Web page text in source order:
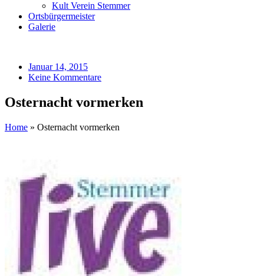
Kult Verein Stemmer
Ortsbürgermeister
Galerie
Januar 14, 2015
Keine Kommentare
Osternacht vormerken
Home » Osternacht vormerken